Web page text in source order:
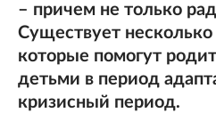
– причем не только
Существует
которые помогут
детьми в период
кризисный период.